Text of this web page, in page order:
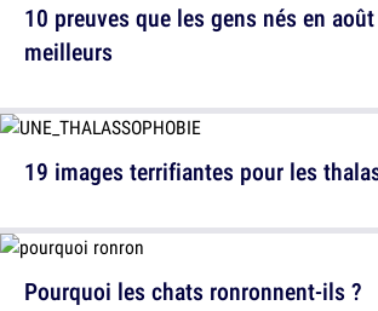
10 preuves que les gens nés en
meilleurs
Pourquoi les chats ronronnent-ils ?
19 images terrifiantes pour les